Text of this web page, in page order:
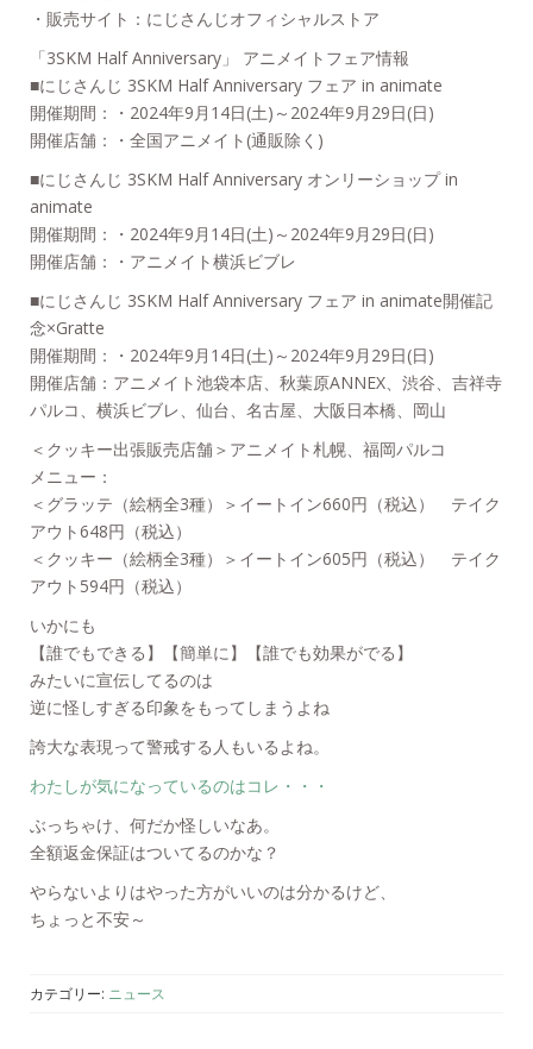
・販売サイト：にじさんじオフィシャルストア
「3SKM Half Anniversary」 アニメイトフェア情報
■にじさんじ 3SKM Half Anniversary フェア in animate
開催期間：・2024年9月14日(土)～2024年9月29日(日)
開催店舗：・全国アニメイト(通販除く)
■にじさんじ 3SKM Half Anniversary オンリーショップ in
animate
開催期間：・2024年9月14日(土)～2024年9月29日(日)
開催店舗：・アニメイト横浜ビブレ
■にじさんじ 3SKM Half Anniversary フェア in animate開催記
念×Gratte
開催期間：・2024年9月14日(土)～2024年9月29日(日)
開催店舗：アニメイト池袋本店、秋葉原ANNEX、渋谷、吉祥寺
パルコ、横浜ビブレ、仙台、名古屋、大阪日本橋、岡山
＜クッキー出張販売店舗＞アニメイト札幌、福岡パルコ
メニュー：
＜グラッテ（絵柄全3種）＞イートイン660円（税込） テイク
アウト648円（税込）
＜クッキー（絵柄全3種）＞イートイン605円（税込） テイク
アウト594円（税込）
いかにも
【誰でもできる】【簡単に】【誰でも効果がでる】
みたいに宣伝してるのは
逆に怪しすぎる印象をもってしまうよね
誇大な表現って警戒する人もいるよね。
わたしが気になっているのはコレ・・・
ぶっちゃけ、何だか怪しいなあ。
全額返金保証はついてるのかな？
やらないよりはやった方がいいのは分かるけど、
ちょっと不安～
カテゴリー: ニュース